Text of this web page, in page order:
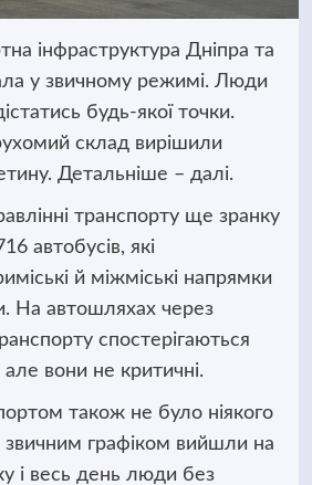
інфраструктура Дніпра та
у звичному режимі. Люди
будь-якої точки.
склад вирішили
Детальніше – далі.
транспорту ще зранку
автобусів, які
й міжміські напрямки
На автошляхах через
спостерігаються
але вони не критичні.
також не було ніякого
звичним графіком вийшли на
і весь день люди без